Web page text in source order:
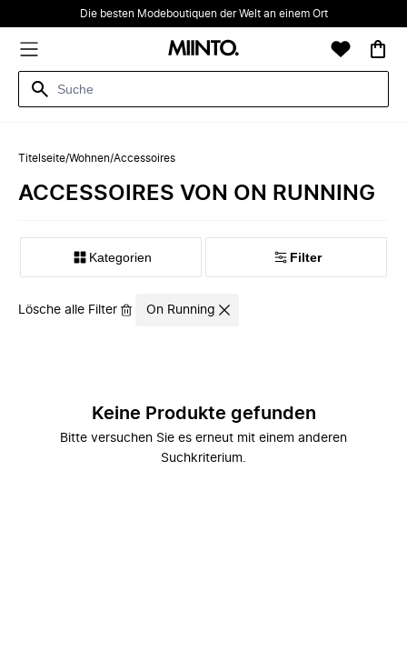
Die besten Modeboutiquen der Welt an einem Ort
Titelseite/Wohnen/Accessoires
ACCESSOIRES VON ON RUNNING
Kategorien Filter
Lösche alle Filter On Running
Keine Produkte gefunden
Bitte versuchen Sie es erneut mit einem anderen
Suchkriterium.